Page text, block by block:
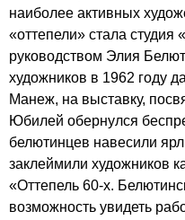
наиболее активных
«оттепели» стала студия
руководством Элия
художников в 1962 году
Манеж, на выставку,
Юбилей обернулся
белютинцев навесили
заклеймили художников
«Оттепель 60-х.
возможность увидеть